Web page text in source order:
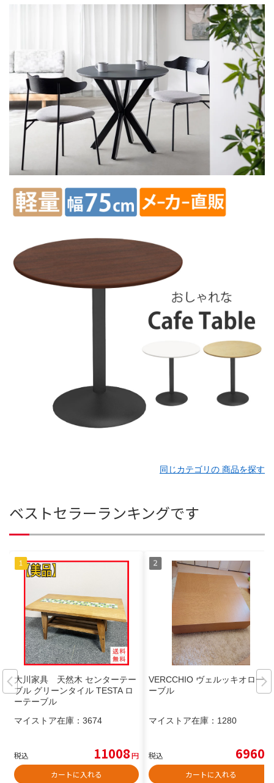
同じカテゴリの 商品を探す
ベストセラーランキングです
大川家具 天然木 センターテー
ブル グリーンタイル TESTA ロ
ーテーブル
マイストア在庫： 3674
税込 11008円
カートに入れる
VERCCHIO ヴェルッキオローテ
ーブル
マイストア在庫： 1280
税込 6960
カートに入れる